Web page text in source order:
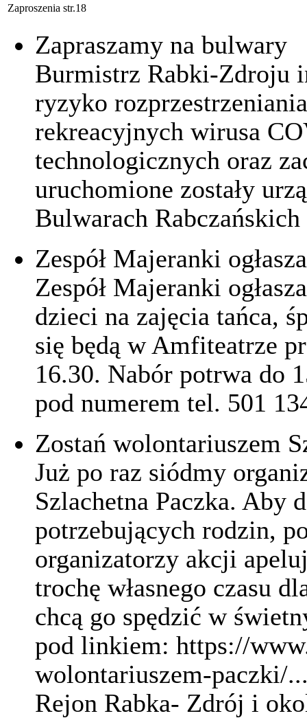
Zaproszenia str.18
Zapraszamy na bulwary
Burmistrz Rabki-Zdroju
ryzyko
rekreacyjnych wirusa
technologicznych oraz
uruchomione zostały
Bulwarach
Zespół Majeranki
Zespół Majeranki
dzieci na zajęcia tańca,
się będą w Amfiteatrze
16.30. Nabór potrwa do
pod numerem tel. 501
Zostań wolontariuszem
Już po raz siódmy
Szlachetna Paczka. Aby
potrzebujących rodzin,
organizatorzy akcji
trochę własnego czasu
chcą go spędzić w
pod linkiem: https://
wolontariuszem-paczki/
Rejon Rabka- Zdrój i